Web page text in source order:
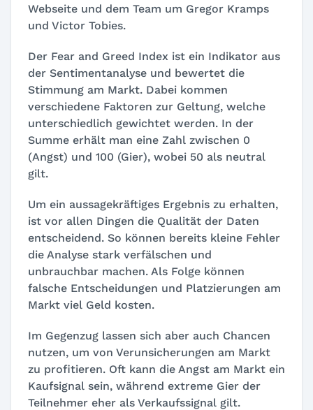
Webseite und dem Team um Gregor Kramps
und Victor Tobies.
Der Fear and Greed Index ist ein Indikator aus
der Sentimentanalyse und bewertet die
Stimmung am Markt. Dabei kommen
verschiedene Faktoren zur Geltung, welche
unterschiedlich gewichtet werden. In der
Summe erhält man eine Zahl zwischen 0
(Angst) und 100 (Gier), wobei 50 als neutral
gilt.
Um ein aussagekräftiges Ergebnis zu erhalten,
ist vor allen Dingen die Qualität der Daten
entscheidend. So können bereits kleine Fehler
die Analyse stark verfälschen und
unbrauchbar machen. Als Folge können
falsche Entscheidungen und Platzierungen am
Markt viel Geld kosten.
Im Gegenzug lassen sich aber auch Chancen
nutzen, um von Verunsicherungen am Markt
zu profitieren. Oft kann die Angst am Markt ein
Kaufsignal sein, während extreme Gier der
Teilnehmer eher als Verkaufssignal gilt.